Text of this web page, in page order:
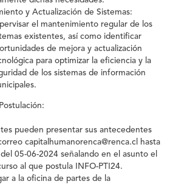
y Actualización de Sistemas:
el mantenimiento regular de los
existentes, así como identificar
de mejora y actualización
para optimizar la eficiencia y la
de los sistemas de información
pueden presentar sus antecedentes
capitalhumanorenca@renca.cl hasta
05-06-2024 señalando en el asunto el
al que postula INFO-PTI24.
a la oficina de partes de la